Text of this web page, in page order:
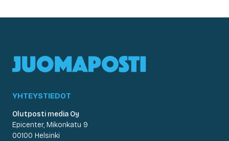
YHTEYSTIEDOT
Olutposti media Oy
Epicenter, Mikonkatu 9
00100 Helsinki